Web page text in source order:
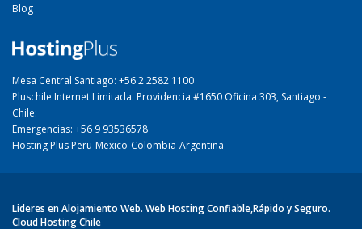
Blog
Mesa Central Santiago: +56 2 2582 1100
Pluschile Internet Limitada. Providencia #1650 Oficina 303, Santiago -
Chile:
Emergencias: +56 9 93536578
Hosting Plus Peru Mexico Colombia Argentina
Lideres en Alojamiento Web. Web Hosting Confiable,Rápido y Seguro.
Cloud Hosting Chile